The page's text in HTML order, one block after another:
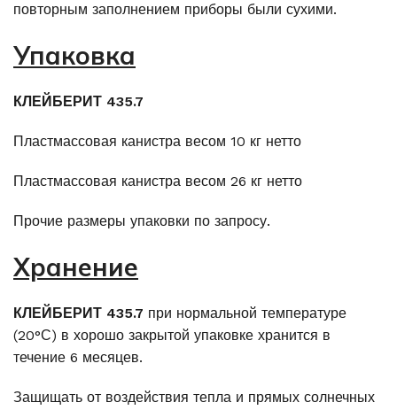
повторным заполнением приборы были сухими.
Упаковка
КЛЕЙБЕРИТ 435.7
Пластмассовая канистра весом 10 кг нетто
Пластмассовая канистра весом 26 кг нетто
Прочие размеры упаковки по запросу.
Хранение
КЛЕЙБЕРИТ 435.7 при нормальной температуре
(20°С) в хорошо закрытой упаковке хранится в
течение 6 месяцев.
Защищать от воздействия тепла и прямых солнечных